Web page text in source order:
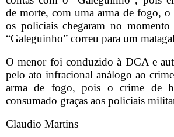
de morte, com uma arma de fogo, o
os policiais chegaram no
“Galeguinho” correu para um
O menor foi conduzido à DCA e
pelo ato infracional análogo ao
arma de fogo, pois o crime de
consumado graças aos policiais
Claudio Martins